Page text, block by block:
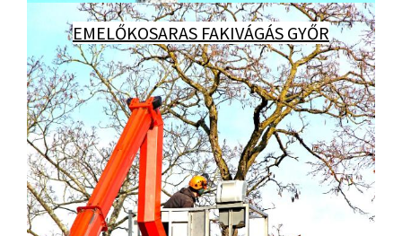
EMELŐKOSARAS FAKIVÁGÁS GYŐR